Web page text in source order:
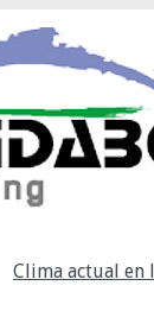
Clima actual en